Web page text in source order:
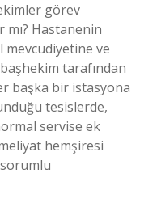
görev
Hastanenin
ve
tarafından
başka bir istasyona
tesislerde,
servise ek
hemşiresi